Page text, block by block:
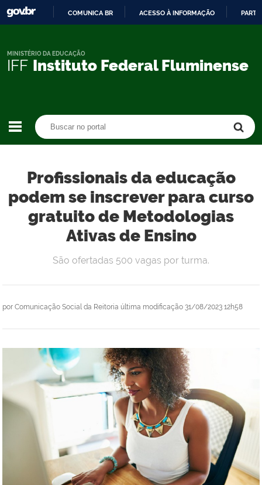
CONTEÚDO
COMUNICA BR ACESSO À INFORMAÇÃO
IFF Instituto Federal Fluminense
MINISTÉRIO DA EDUCAÇÃO
Profissionais da educação
podem se inscrever para curso
gratuito de Metodologias
Ativas de Ensino
por Comunicação Social da Reitoria última modificação 31/08/2023 12h58
São ofertadas 500 vagas por turma.